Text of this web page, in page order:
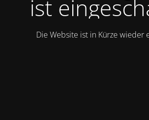
ist
Die Website ist in Kürze wieder